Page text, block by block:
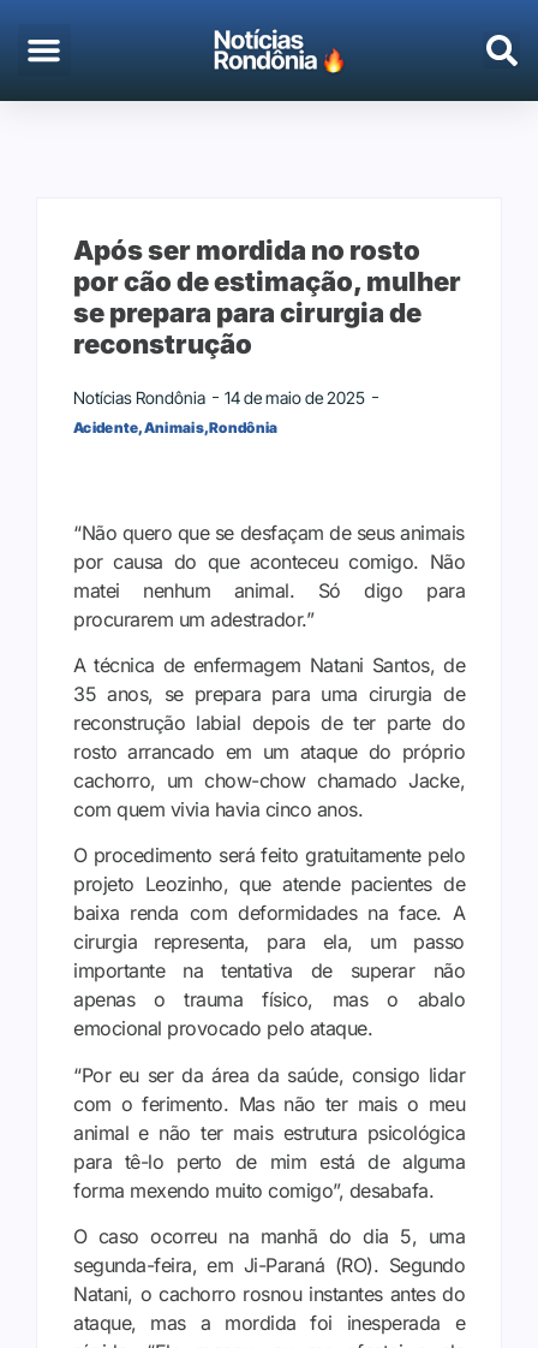
Após ser mordida no rosto
por cão de estimação, mulher
se prepara para cirurgia de
reconstrução
Notícias Rondônia 14 de maio de 2025
Acidente,Animais,Rondônia
“Não quero que se desfaçam de seus animais
por causa do que aconteceu comigo. Não
matei nenhum animal. Só digo para
procurarem um adestrador.”
A técnica de enfermagem Natani Santos, de
35 anos, se prepara para uma cirurgia de
reconstrução labial depois de ter parte do
rosto arrancado em um ataque do próprio
cachorro, um chow-chow chamado Jacke,
com quem vivia havia cinco anos.
O procedimento será feito gratuitamente pelo
projeto Leozinho, que atende pacientes de
baixa renda com deformidades na face. A
cirurgia representa, para ela, um passo
importante na tentativa de superar não
apenas o trauma físico, mas o abalo
emocional provocado pelo ataque.
“Por eu ser da área da saúde, consigo lidar
com o ferimento. Mas não ter mais o meu
animal e não ter mais estrutura psicológica
para tê-lo perto de mim está de alguma
forma mexendo muito comigo”, desabafa.
O caso ocorreu na manhã do dia 5, uma
segunda-feira, em Ji-Paraná (RO). Segundo
Natani, o cachorro rosnou instantes antes do
ataque, mas a mordida foi inesperada e